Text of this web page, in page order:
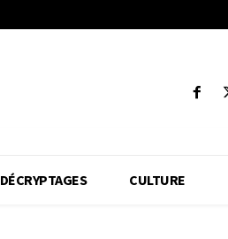
DÉCRYPTAGES CULTURE